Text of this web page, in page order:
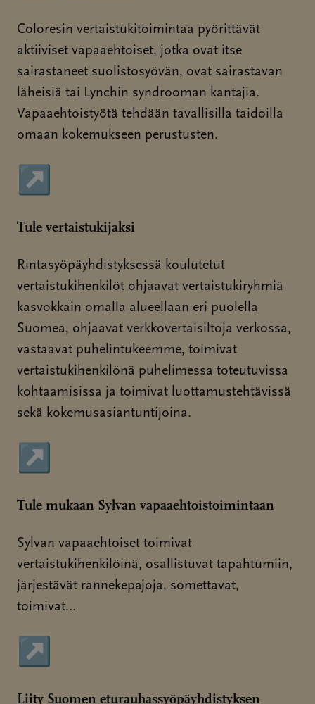
Coloresin vertaistukitoimintaa pyörittävät
aktiiviset vapaaehtoiset, jotka ovat itse
sairastaneet suolistosyövän, ovat sairastavan
läheisiä tai Lynchin syndrooman kantajia.
Vapaaehtoistyötä tehdään tavallisilla taidoilla
omaan kokemukseen perustusten.
Sivu avautuu uudessa ikkunassa
↗
Tule vertaistukijaksi
Rintasyöpäyhdistyksessä koulutetut
vertaistukihenkilöt ohjaavat vertaistukiryhmiä
kasvokkain omalla alueellaan eri puolella
Suomea, ohjaavat verkkovertaisiltoja verkossa,
vastaavat puhelintukeemme, toimivat
vertaistukihenkilönä puhelimessa toteutuvissa
kohtaamisissa ja toimivat luottamustehtävissä
sekä kokemusasiantuntijoina.
Sivu avautuu uudessa ikkunassa
↗
Tule mukaan Sylvan vapaaehtoistoimintaan
Sylvan vapaaehtoiset toimivat
vertaistukihenkilöinä, osallistuvat tapahtumiin,
järjestävät rannekepajoja, somettavat,
toimivat…
Sivu avautuu uudessa ikkunassa
↗
Liity Suomen eturauhassyöpäyhdistyksen